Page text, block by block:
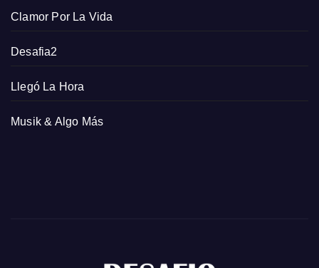
Clamor Por La Vida
Desafia2
Llegó La Hora
Musik & Algo Más